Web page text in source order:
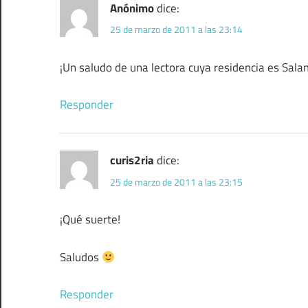
Anónimodice:
25 de marzo de 2011 a las 23:14
¡Un saludo de una lectora cuya residencia es
Responder
curis2riadice:
25 de marzo de 2011 a las 23:15
¡Qué suerte!
Saludos
Responder